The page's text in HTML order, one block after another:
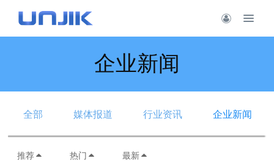
企业新闻
全部 媒体报道 行业资讯 企业新闻
推荐 热门 最新